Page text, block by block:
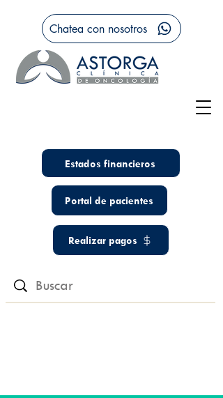
Estados financieros
Portal de pacientes
Realizar pagos
Chatea con nosotros